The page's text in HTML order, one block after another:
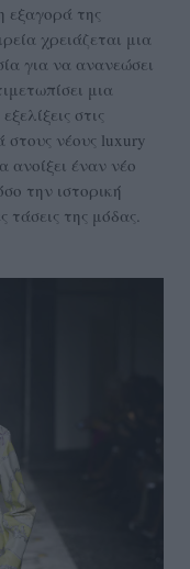
εξαγορά της
χρειάζεται μια
για να ανανεώσει
μια
στις
στους νέους luxury
ανοίξει έναν νέο
την ιστορική
τάσεις της μόδας.